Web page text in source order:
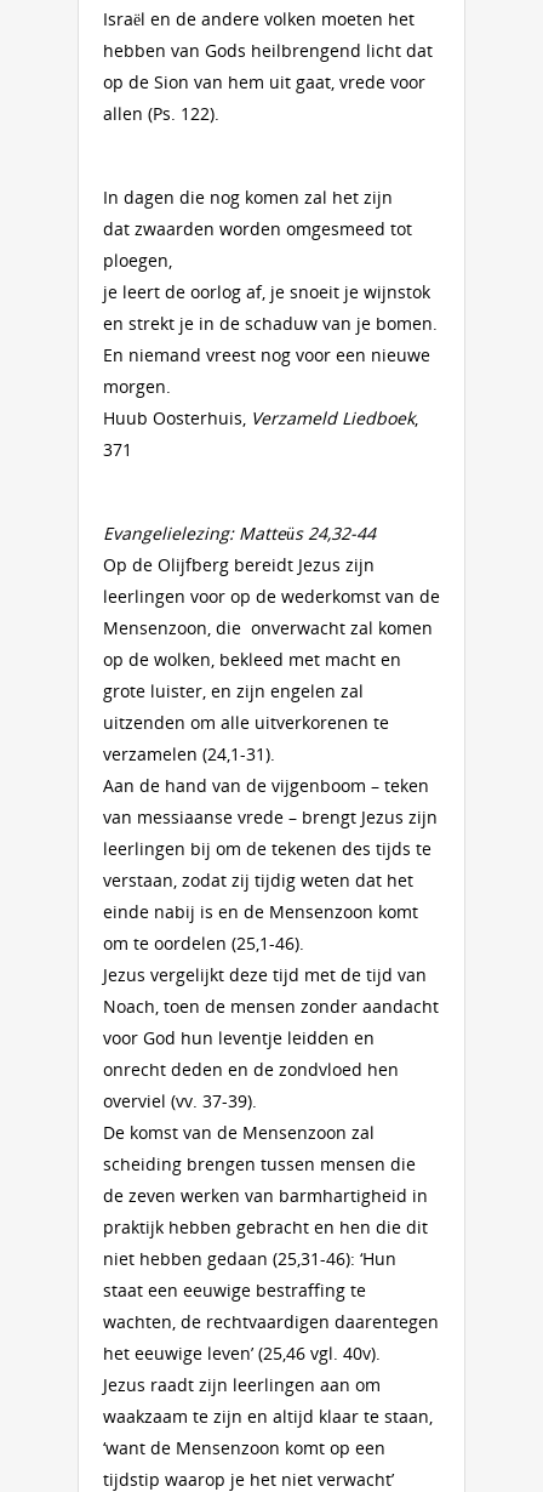
Israël en de andere volken moeten het
hebben van Gods heilbrengend licht dat
op de Sion van hem uit gaat, vrede voor
allen (Ps. 122).
In dagen die nog komen zal het zijn
dat zwaarden worden omgesmeed tot
ploegen,
je leert de oorlog af, je snoeit je wijnstok
en strekt je in de schaduw van je bomen.
En niemand vreest nog voor een nieuwe
morgen.
Huub Oosterhuis, Verzameld Liedboek,
371
Evangelielezing: Matteüs 24,32-44
Op de Olijfberg bereidt Jezus zijn
leerlingen voor op de wederkomst van de
Mensenzoon, die onverwacht zal komen
op de wolken, bekleed met macht en
grote luister, en zijn engelen zal
uitzenden om alle uitverkorenen te
verzamelen (24,1-31).
Aan de hand van de vijgenboom – teken
van messiaanse vrede – brengt Jezus zijn
leerlingen bij om de tekenen des tijds te
verstaan, zodat zij tijdig weten dat het
einde nabij is en de Mensenzoon komt
om te oordelen (25,1-46).
Jezus vergelijkt deze tijd met de tijd van
Noach, toen de mensen zonder aandacht
voor God hun leventje leidden en
onrecht deden en de zondvloed hen
overviel (vv. 37-39).
De komst van de Mensenzoon zal
scheiding brengen tussen mensen die
de zeven werken van barmhartigheid in
praktijk hebben gebracht en hen die dit
niet hebben gedaan (25,31-46): ‘Hun
staat een eeuwige bestraffing te
wachten, de rechtvaardigen daarentegen
het eeuwige leven’ (25,46 vgl. 40v).
Jezus raadt zijn leerlingen aan om
waakzaam te zijn en altijd klaar te staan,
‘want de Mensenzoon komt op een
tijdstip waarop je het niet verwacht’